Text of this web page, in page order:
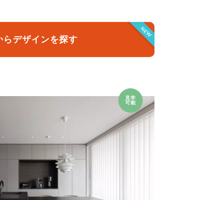
NEW
らデザインを探す
見学
可能